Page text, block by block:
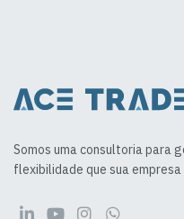
Somos uma consultoria para
flexibilidade que sua empresa